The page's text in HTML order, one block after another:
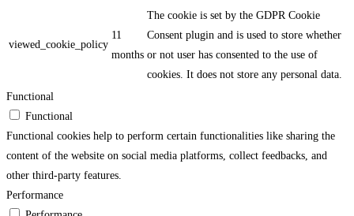
viewed_cookie_policy
11
months
The cookie is set by the GDPR Cookie
Consent plugin and is used to store whether
or not user has consented to the use of
cookies. It does not store any personal data.
Functional
Functional
Functional cookies help to perform certain functionalities like sharing the
content of the website on social media platforms, collect feedbacks, and
other third-party features.
Performance